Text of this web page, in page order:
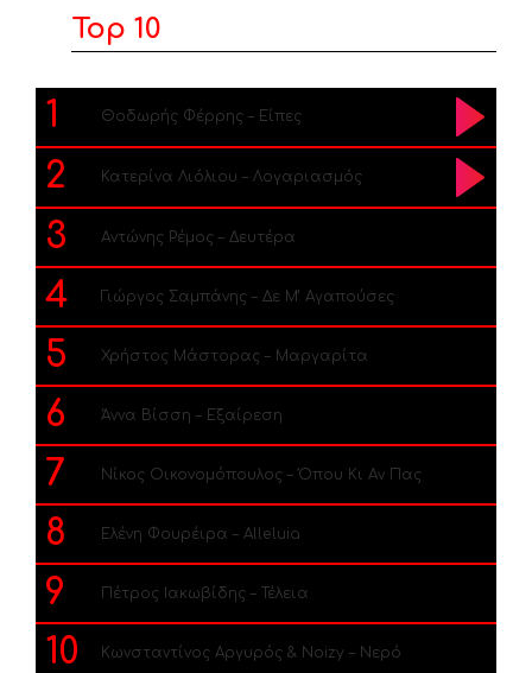
Top 10
1 Θοδωρής Φέρρης – Είπες
2 Κατερίνα Λιόλιου – Λογαριασμός
3 Αντώνης Ρέμος – Δευτέρα
4 Γιώργος Σαμπάνης – Δε Μ’ Αγαπούσες
5 Χρήστος Μάστορας – Μαργαρίτα
6 Άννα Βίσση – Εξαίρεση
7 Νίκος Οικονομόπουλος – Όπου Κι Αν Πας
8 Ελένη Φουρέιρα – Alleluia
9 Πέτρος Ιακωβίδης – Τέλεια
10 Κωνσταντίνος Αργυρός & Noizy – Νερό